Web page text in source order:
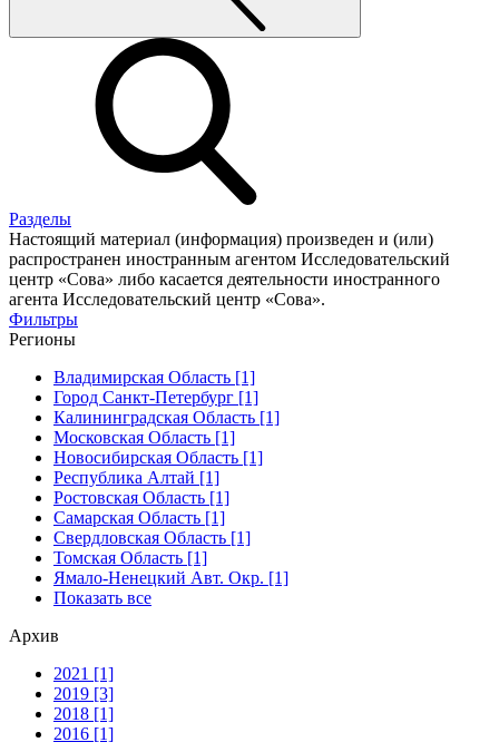
Разделы
Настоящий материал (информация) произведен и (или)
распространен иностранным агентом Исследовательский
центр «Сова» либо касается деятельности иностранного
агента Исследовательский центр «Сова».
Фильтры
Регионы
Владимирская Область [1]
Город Санкт-Петербург [1]
Калининградская Область [1]
Московская Область [1]
Новосибирская Область [1]
Республика Алтай [1]
Ростовская Область [1]
Самарская Область [1]
Свердловская Область [1]
Томская Область [1]
Ямало-Ненецкий Авт. Окр. [1]
Показать все
Архив
2021 [1]
2019 [3]
2018 [1]
2016 [1]